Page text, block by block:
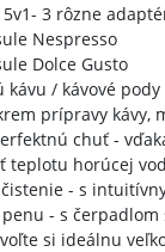
3 rôzne
Nespresso
Dolce Gusto
/ kávové pody
prípravy
chuť -
teplotu horúcej
- s
- s
si ideálnu